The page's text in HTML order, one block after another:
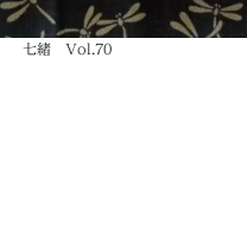
七緒 Vol.70